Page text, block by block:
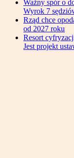
Ważny spór o
Wyrok 7
Rząd chce
od 2027 roku
Resort
Jest projekt